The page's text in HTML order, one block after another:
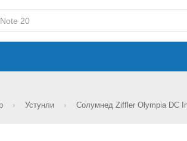
Устунли Cолумнед Ziffler Olympia DC